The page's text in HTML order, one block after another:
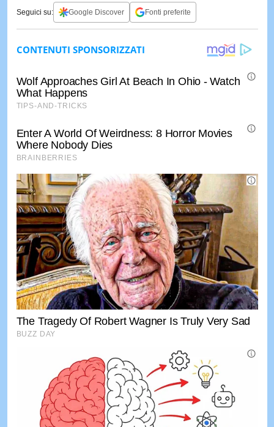
Seguici su: Google Discover Fonti preferite